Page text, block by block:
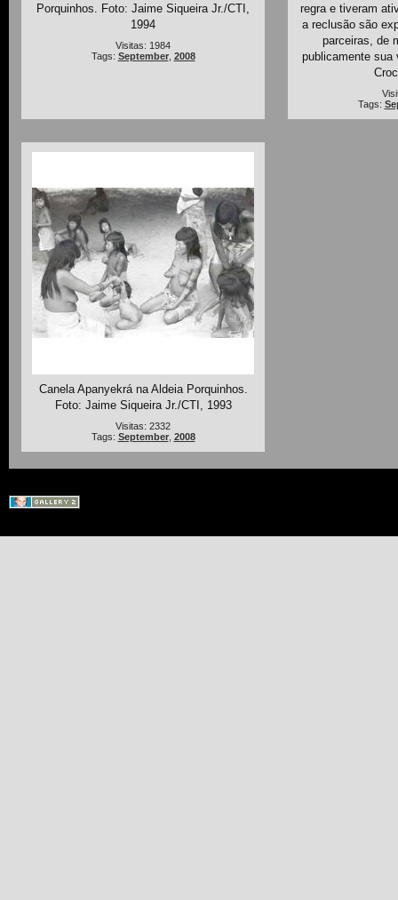
Porquinhos. Foto: Jaime Siqueira Jr./CTI,
1994
Visitas: 1984
Tags: September, 2008
regra e tiveram
a reclusão são
parceiras, de
publicamente sua
Tags:
Canela Apanyekrá na Aldeia Porquinhos.
Foto: Jaime Siqueira Jr./CTI, 1993
Visitas: 2332
Tags: September, 2008